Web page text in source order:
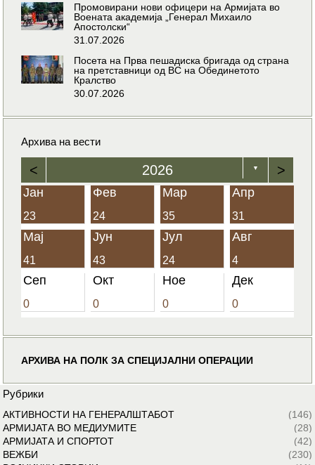
Промовирани нови офицери на Армијата во
Воената академија „Генерал Михаило
Апостолски“
31.07.2026
Посета на Прва пешадиска бригада од страна
на претставници од ВС на Обединетото
Кралство
30.07.2026
Архива на вести
< 2026 ▼ >
Јан
23
Фев
24
Мар
35
Апр
31
Мај
41
Јун
43
Јул
24
Авг
4
Сеп
0
Окт
0
Ное
0
Дек
0
АРХИВА НА ПОЛК ЗА СПЕЦИЈАЛНИ ОПЕРАЦИИ
Рубрики
АКТИВНОСТИ НА ГЕНЕРАЛШТАБОТ
(146)
АРМИЈАТА ВО МЕДИУМИТЕ
(28)
АРМИЈАТА И СПОРТОТ
(42)
ВЕЖБИ
(230)